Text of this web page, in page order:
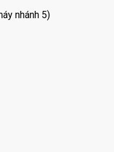
nhánh 5)